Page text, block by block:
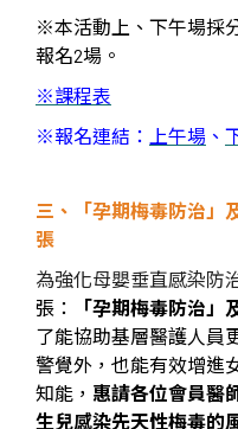
※本活動上、下午場採
報名2場。
※課程表
※報名連結： 上午場 、
三、「孕期梅毒防治 」
張
為強化母嬰垂直感染防
張：
「孕期梅毒防治」
了能協助基層醫護人員
警覺外，也能有效增進
知能， 惠請各位會員醫
生兒感染先天性梅毒的